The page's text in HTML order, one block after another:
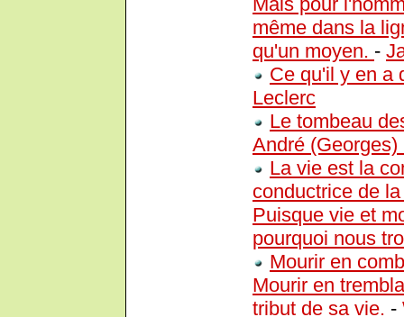
même dans la
qu'un moyen. -
Ce qu'il y en a
Leclerc
Le tombeau
André (Georges)
La vie est la
conductrice de
Puisque vie et
pourquoi nous
Mourir en
Mourir en
tribut de sa vie. -